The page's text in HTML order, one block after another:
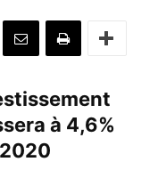
à 4,6%